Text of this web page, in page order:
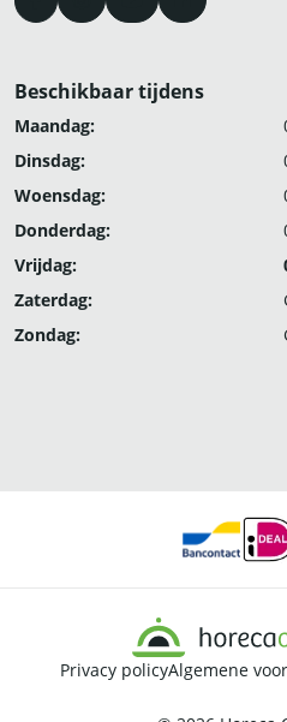
Beschikbaar tijdens
Maandag:
Dinsdag:
Woensdag:
Donderdag:
Vrijdag:
Zaterdag:
Zondag:
Privacy policyAlgemene